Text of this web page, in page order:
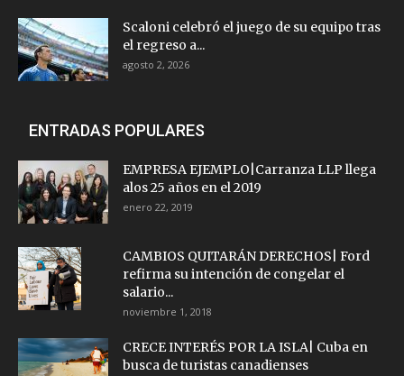
Scaloni celebró el juego de su equipo tras
el regreso a...
agosto 2, 2026
ENTRADAS POPULARES
EMPRESA EJEMPLO|Carranza LLP llega
alos 25 años en el 2019
enero 22, 2019
CAMBIOS QUITARÁN DERECHOS| Ford
refirma su intención de congelar el
salario...
noviembre 1, 2018
CRECE INTERÉS POR LA ISLA| Cuba en
busca de turistas canadienses